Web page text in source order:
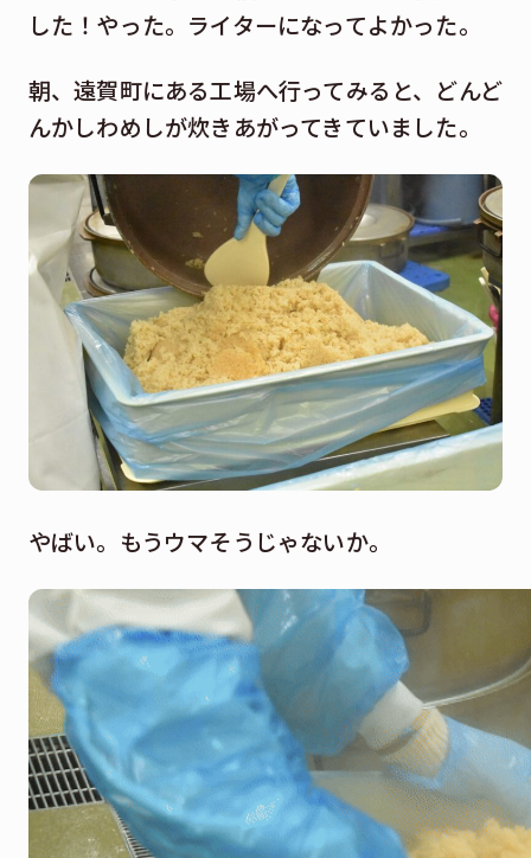
した！やった。ライターになってよかった。
朝、遠賀町にある工場へ行ってみると、どんど
んかしわめしが炊きあがってきていました。
やばい。もうウマそうじゃないか。